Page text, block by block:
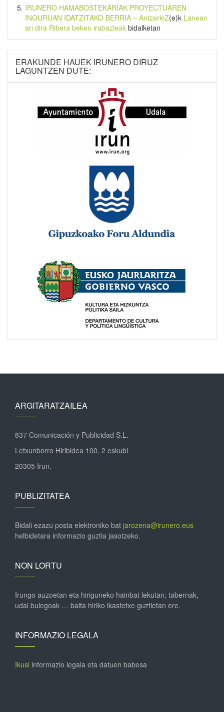
IRUNERO HAMABOSTEKARIAK PROYECTUAREN
INGURUAN IDATZITAKO BERRIA – AntzerkiZ(e)k Lanean
ari dira Ribera beken irabazleak bidalketan
ERAKUNDE HAUEK IRUNERO DIRUZ
LAGUNTZEN DUTE:
ARGITARATZAILEA
837 Comunicación y Publicidad S.L.
Letxunborro Hiribidea 100, 2 eskubi
20305 Irun.
PUBLIZITATEA
Bidali ezazu posta elektroniko bat jarozena@irunero.eus
helbidetara informazio guztia jasotzeko.
NON LORTU
Irungo auzoetan eta hiriguneko hainbat lekutan; tabernak,
udal bulegoak … baita hiriko ikastetxe guztietan ere.
INFORMAZIO LEGALA
Ikusi informazio legala eta datuen babesa